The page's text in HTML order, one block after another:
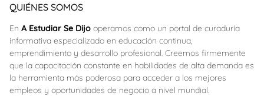
QUIÉNES SOMOS
En A Estudiar Se Dijo operamos como un portal de curaduría
informativa especializado en educación continua,
emprendimiento y desarrollo profesional. Creemos firmemente
que la capacitación constante en habilidades de alta demanda es
la herramienta más poderosa para acceder a los mejores
empleos y oportunidades de negocio a nivel mundial.